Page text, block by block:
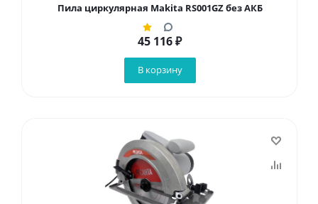
Пила циркулярная Makita RS001GZ без АКБ
45 116₽
В корзину